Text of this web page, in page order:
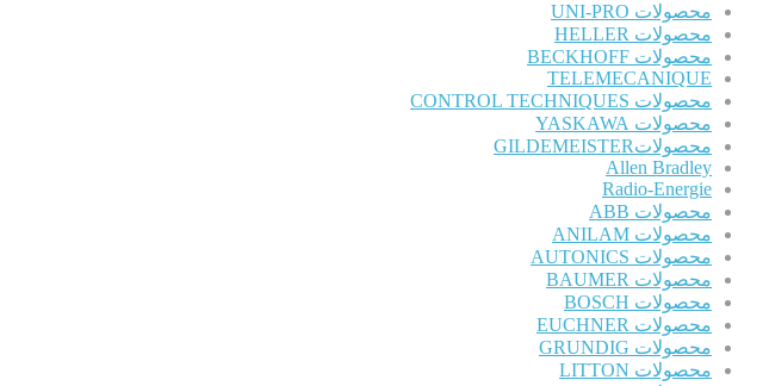
محصولات UNI-PRO
محصولات HELLER
محصولات BECKHOFF
TELEMECANIQUE
محصولات CONTROL TECHNIQUES
محصولات YASKAWA
محصولاتGILDEMEISTER
Allen Bradley
Radio-Energie
محصولات ABB
محصولات ANILAM
محصولات AUTONICS
محصولات BAUMER
محصولات BOSCH
محصولات EUCHNER
محصولات GRUNDIG
محصولات LITTON